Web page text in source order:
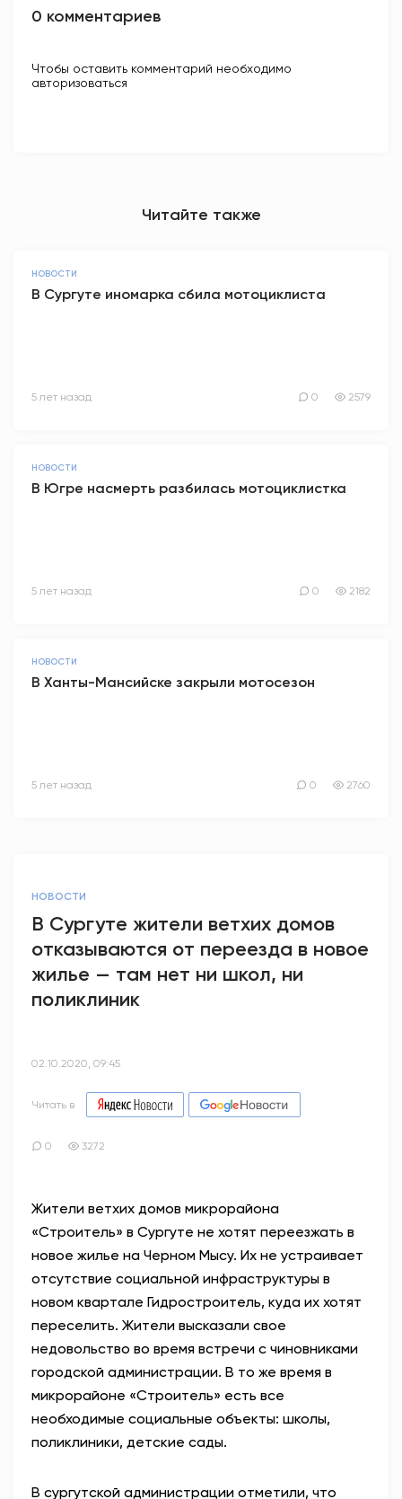
0 комментариев
Чтобы оставить комментарий необходимо
авторизоваться
Читайте также
НОВОСТИ
В Сургуте иномарка сбила мотоциклиста
5 лет назад 0 2579
НОВОСТИ
В Югре насмерть разбилась мотоциклистка
5 лет назад 0 2182
НОВОСТИ
В Ханты-Мансийске закрыли мотосезон
5 лет назад 0 2760
НОВОСТИ
В Сургуте жители ветхих домов
отказываются от переезда в новое
жилье — там нет ни школ, ни
поликлиник
02.10.2020, 09:45
Читать в
0 3272
Жители ветхих домов микрорайона
«Строитель» в Сургуте не хотят переезжать в
новое жилье на Черном Мысу. Их не устраивает
отсутствие социальной инфраструктуры в
новом квартале Гидростроитель, куда их хотят
переселить. Жители высказали свое
недовольство во время встречи с чиновниками
городской администрации. В то же время в
микрорайоне «Строитель» есть все
необходимые социальные объекты: школы,
поликлиники, детские сады.
В сургутской администрации отметили, что